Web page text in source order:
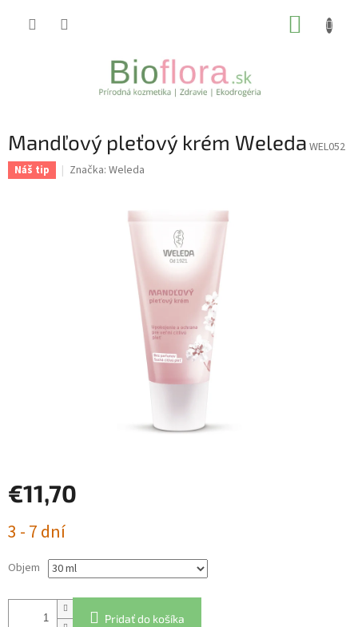
Mandľový pleťový krém Weleda WEL052
Náš tip Značka: Weleda
€11,70
cena:
3 - 7 dní
Objem
Pridať do košíka